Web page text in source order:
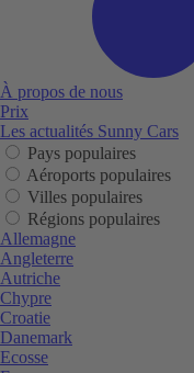
À propos de nous
Prix
Les actualités Sunny Cars
Pays populaires
Aéroports populaires
Villes populaires
Régions populaires
Allemagne
Angleterre
Autriche
Chypre
Croatie
Danemark
Ecosse